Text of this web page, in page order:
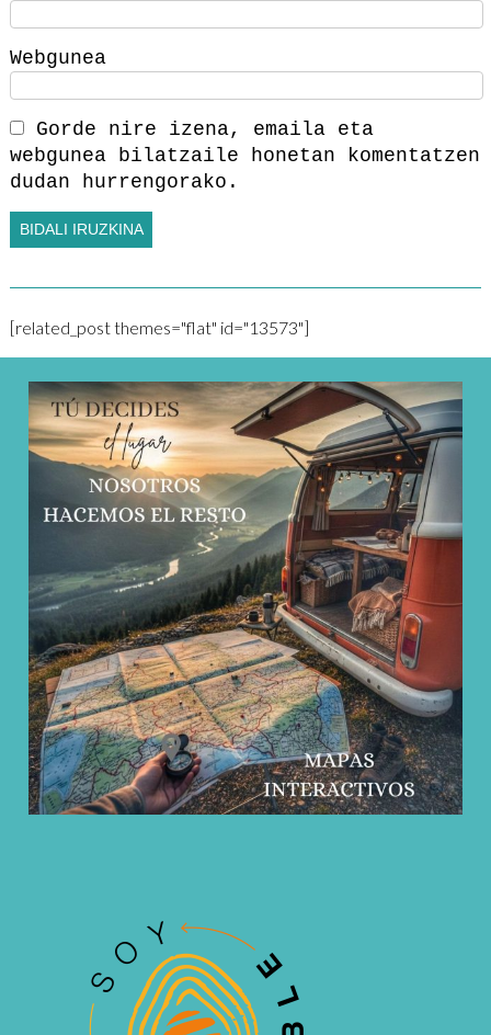
Webgunea
Gorde nire izena, emaila eta
webgunea bilatzaile honetan komentatzen
dudan hurrengorako.
[related_post themes="flat" id="13573"]